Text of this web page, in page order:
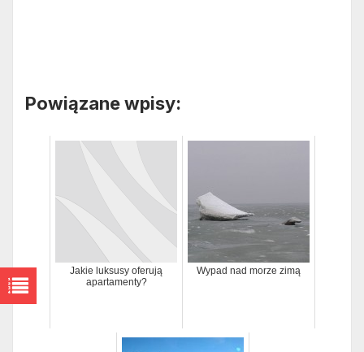
Powiązane wpisy:
Jakie luksusy oferują
apartamenty?
Wypad nad morze zimą